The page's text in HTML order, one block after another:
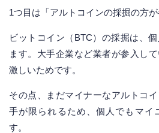
1つ目は「アルトコインの採掘の方が
ビットコイン（BTC）の採掘は、
ます。大手企業など業者が参入し
激しいためです。
その点、まだマイナーなアルトコ
手が限られるため、個人でもマイ
す。